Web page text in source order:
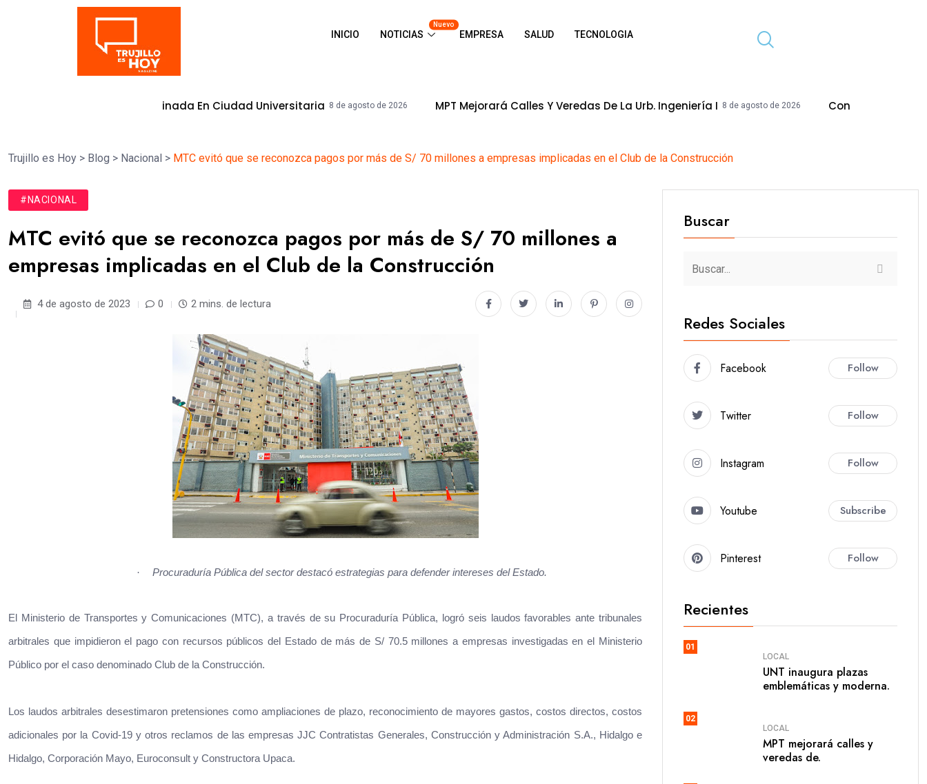
INICIO NOTICIAS
Nuevo
EMPRESA SALUD TECNOLOGIA
Vía Adoquinada En Ciudad Universitaria 8 de agosto de 2026 MPT Mejorará Calles Y Veredas De La Urb. Ingeniería I 8 de agosto de 2026 Concejo Modifica Acuerdo Para
Trujillo es Hoy > Blog > Nacional > MTC evitó que se reconozca pagos por más de S/ 70 millones a empresas implicadas en el Club de la Construcción
#NACIONAL
MTC evitó que se reconozca pagos por más de S/ 70 millones a
empresas implicadas en el Club de la Construcción
4 de agosto de 2023 0 2 mins. de lectura
· Procuraduría Pública del sector destacó estrategias para defender intereses del Estado.
El Ministerio de Transportes y Comunicaciones (MTC), a través de su Procuraduría Pública, logró seis laudos favorables ante tribunales
arbitrales que impidieron el pago con recursos públicos del Estado de más de S/ 70.5 millones a empresas investigadas en el Ministerio
Público por el caso denominado Club de la Construcción.
Los laudos arbitrales desestimaron pretensiones como ampliaciones de plazo, reconocimiento de mayores gastos, costos directos, costos
adicionales por la Covid-19 y otros reclamos de las empresas JJC Contratistas Generales, Construcción y Administración S.A., Hidalgo e
Hidalgo, Corporación Mayo, Euroconsult y Constructora Upaca.
Buscar
Redes Sociales
Facebook Follow
Twitter Follow
Instagram Follow
Youtube Subscribe
Pinterest Follow
Recientes
01
LOCAL
UNT inaugura plazas
emblemáticas y moderna.
02
LOCAL
MPT mejorará calles y
veredas de.